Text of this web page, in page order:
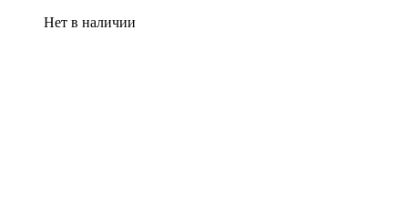
Нет в наличии